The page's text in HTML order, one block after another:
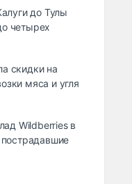
до Тулы
четырех
скидки на
мяса и угля
Wildberries в
пострадавшие